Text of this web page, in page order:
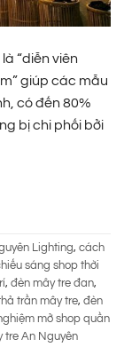
“diễn viên
giúp các mẫu
có đến 80%
bị chi phối bởi
Lighting, cách
sáng shop thời
, đèn mây tre đan,
trần mây tre, đèn
mở shop quần
tre An Nguyên